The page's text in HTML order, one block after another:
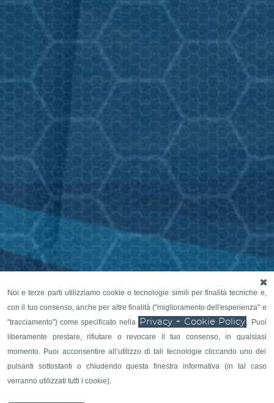
Noi e terze parti utilizziamo cookie o tecnologie simili per finalità tecniche e,
con il tuo consenso, anche per altre finalità ("miglioramento dell'esperienza" e
"tracciamento") come specificato nella Privacy + Cookie Policy . Puoi
liberamente prestare, rifiutare o revocare il tuo consenso, in qualsiasi
momento. Puoi acconsentire all’utilizzo di tali tecnologie cliccando uno dei
pulsanti sottostanti o chiudendo questa finestra informativa (in tal caso
verranno utilizzati tutti i cookie).